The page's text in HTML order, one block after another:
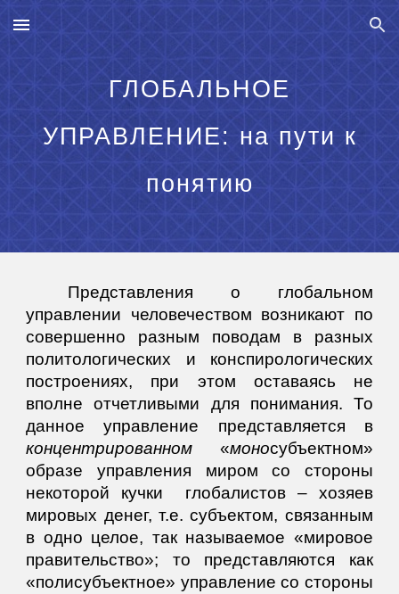
Skip to main content Skip to navigation
ГЛОБАЛЬНОЕ
УПРАВЛЕНИЕ: на пути к
понятию
Представления о глобальном
управлении человечеством возникают по
совершенно разным поводам в разных
политологических и конспирологических
построениях, при этом оставаясь не
вполне отчетливыми для понимания. То
данное управление представляется в
концентрированном «моносубъектном»
образе управления миром со стороны
некоторой кучки глобалистов – хозяев
мировых денег, т.е. субъектом, связанным
в одно целое, так называемое «мировое
правительство»; то представляются как
«полисубъектное» управление со стороны